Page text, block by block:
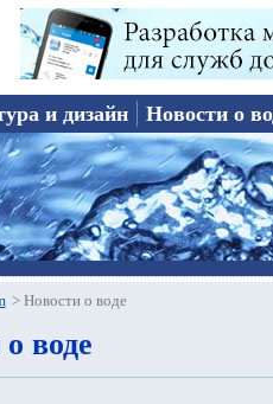
и дизайн Новости о
> Новости о воде
воде